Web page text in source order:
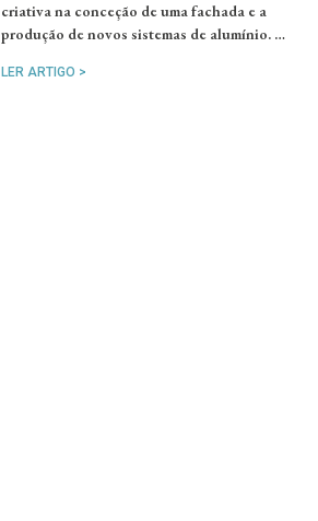
criativa na conceção de uma fachada e a
produção de novos sistemas de alumínio. …
LER ARTIGO >